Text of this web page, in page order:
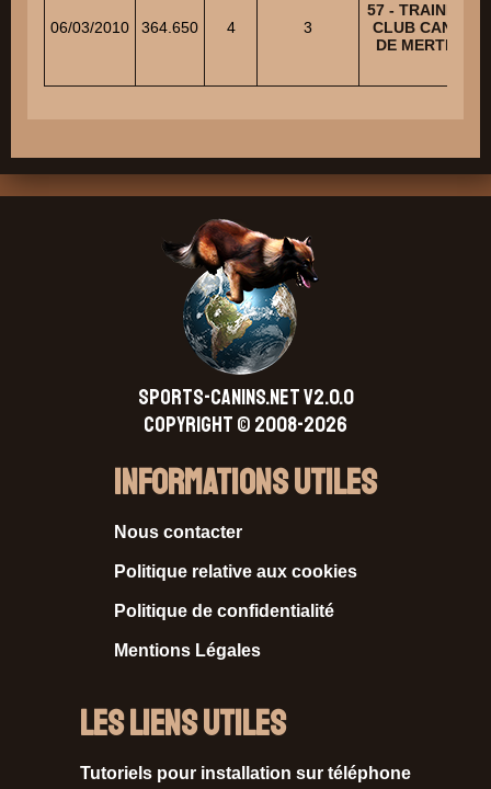
06/03/2010 364.650 4 3
57 - TRAINING
CLUB CANIN
DE MERTEN
SPORTS-CANINS.NET V2.0.0
Copyright © 2008-2026
Informations Utiles
Nous contacter
Politique relative aux cookies
Politique de confidentialité
Mentions Légales
Les liens utiles
Tutoriels pour installation sur téléphone